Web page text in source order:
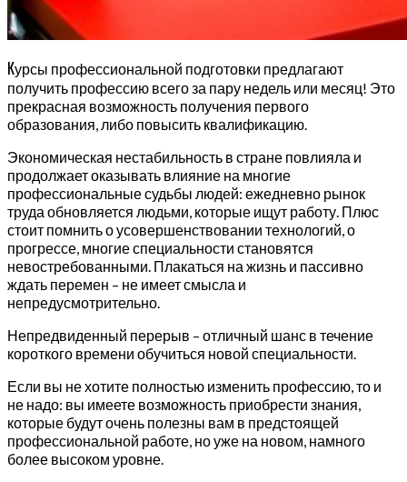
Курсы профессиональной подготовки предлагают
получить профессию всего за пару недель или месяц! Это
прекрасная возможность получения первого
образования, либо повысить квалификацию.
Экономическая нестабильность в стране повлияла и
продолжает оказывать влияние на многие
профессиональные судьбы людей: ежедневно рынок
труда обновляется людьми, которые ищут работу. Плюс
стоит помнить о усовершенствовании технологий, о
прогрессе, многие специальности становятся
невостребованными. Плакаться на жизнь и пассивно
ждать перемен – не имеет смысла и
непредусмотрительно.
Непредвиденный перерыв – отличный шанс в течение
короткого времени обучиться новой специальности.
Если вы не хотите полностью изменить профессию, то и
не надо: вы имеете возможность приобрести знания,
которые будут очень полезны вам в предстоящей
профессиональной работе, но уже на новом, намного
более высоком уровне.